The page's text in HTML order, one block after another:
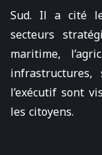
Sud. Il a cité
secteurs
maritime,
l’exécutif sont
les citoyens.